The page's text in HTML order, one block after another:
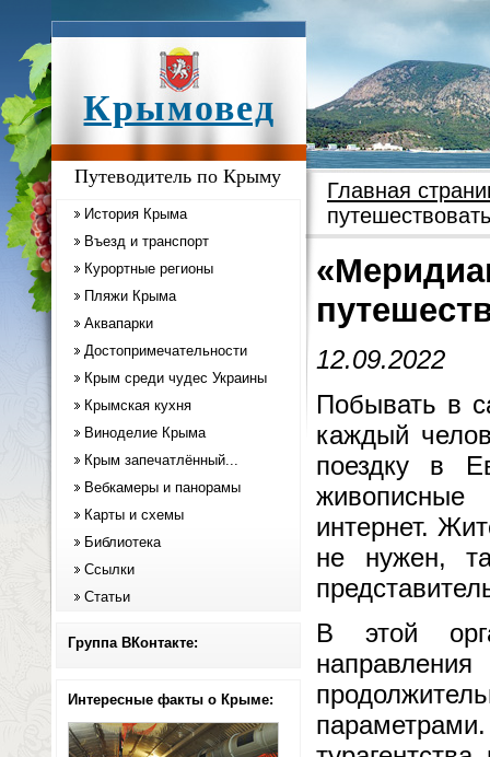
Крымовед
Путеводитель по Крыму
История Крыма
Въезд и транспорт
Курортные регионы
Пляжи Крыма
Аквапарки
Достопримечательности
Крым среди чудес Украины
Крымская кухня
Виноделие Крыма
Крым запечатлённый...
Вебкамеры и панорамы
Карты и схемы
Библиотека
Ссылки
Статьи
Группа ВКонтакте:
Интересные факты о Крыме:
Главная
12.09.2022
Побывать в
каждый
поездку в
интернет.
не нужен,
В этой